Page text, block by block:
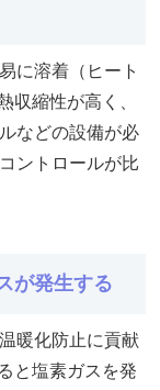
に溶着（ヒート
収縮性が高く、
などの設備が必
ントロールが比
が発生する
暖化防止に貢献
と塩素ガスを発